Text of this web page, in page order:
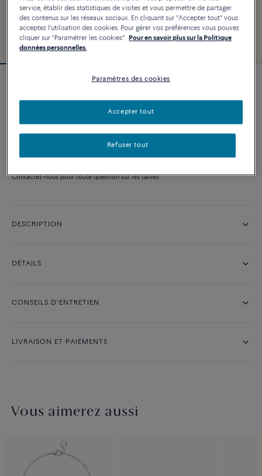
classique
NOUS CONTACTER
Contactez-nous pour toute question sur les tailles
DESCRIPTION
DÉTAILS
CONSEILS D'ENTRETIEN
LIVRAISON ET PAIEMENTS
Vous aimerez aussi
service, établir des statistiques de visites et vous permettre de partager
des contenus sur les réseaux sociaux. En cliquant sur "Accepter tout" vous
acceptez l'utilisation des cookies. Pour gérer vos préférences vous pouvez
cliquer sur "Paramétrer les cookies". Pour en savoir plus sur la Politique
données personnelles.
Paramètres des cookies
Refuser tout
Accepter tout